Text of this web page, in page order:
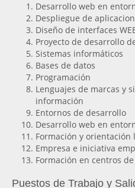
Desarrollo web en
Despliegue de
Diseño de interfaces
Proyecto de desarrollo
Sistemas informáticos
Bases de datos
Programación
Lenguajes de marcas y
información
Entornos de desarrollo
Desarrollo web en
Formación y orientación
Empresa e iniciativa
Formación en centros
Puestos de Trabajo y